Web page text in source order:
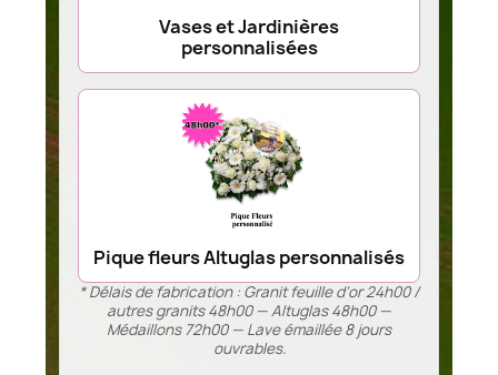
Vases et Jardinières
personnalisées
Pique fleurs Altuglas personnalisés
* Délais de fabrication : Granit feuille d’or 24h00 /
autres granits 48h00 — Altuglas 48h00 —
Médaillons 72h00 — Lave émaillée 8 jours
ouvrables.